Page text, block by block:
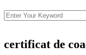
certificat de